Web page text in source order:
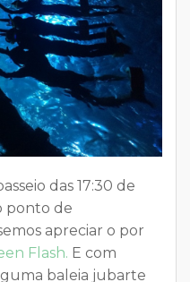
das 17:30 de
ponto de
apreciar o por
Flash. E com
baleia jubarte